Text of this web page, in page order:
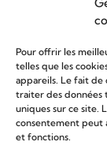
Pour offrir les
telles que les
appareils. Le fait de
traiter des données
uniques sur ce site.
consentement peut
et fonctions.
Sanctuaire
50 rue Saint-
Faire un don